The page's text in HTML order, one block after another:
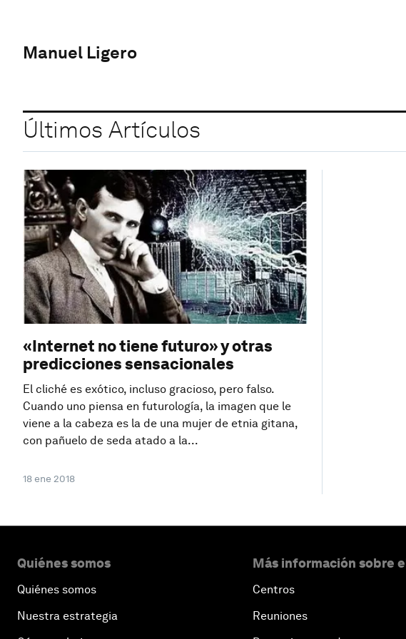
Manuel Ligero
Últimos Artículos
«Internet no tiene futuro» y otras
predicciones sensacionales
El cliché es exótico, incluso gracioso, pero falso.
Cuando uno piensa en futurología, la imagen que le
viene a la cabeza es la de una mujer de etnia gitana,
con pañuelo de seda atado a la...
18 ene 2018
Quiénes somos
Quiénes somos
Nuestra estrategia
Más información sobre
Centros
Reuniones